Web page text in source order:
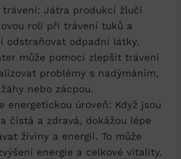
trávení:‍ Játra ⁤produkcí žluči
roli při trávení tuků a
odstraňovat odpadní látky.
může pomoci​ zlepšit trávení
problémy s​ nadýmáním,
nebo zácpou.
energetickou úroveň: Když ⁣jsou‍
čistá ⁣a ⁣zdravá, dokážou lépe
živiny a energii. To může
energie ​a celkové​ vitality.